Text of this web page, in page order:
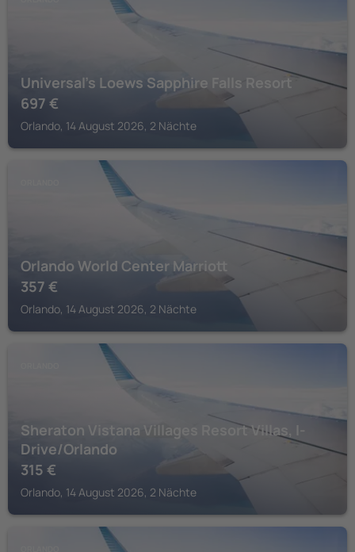
Universal's Loews Sapphire Falls Resort
697 €
Orlando, 14 August 2026, 2 Nächte
Orlando World Center Marriott
357 €
Orlando, 14 August 2026, 2 Nächte
Sheraton Vistana Villages Resort Villas, I-
Drive/Orlando
315 €
Orlando, 14 August 2026, 2 Nächte